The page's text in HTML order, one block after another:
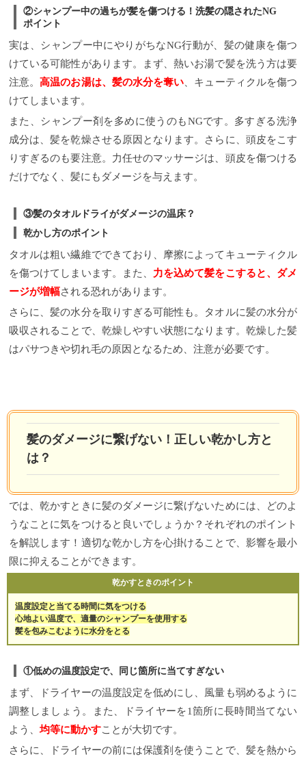
②シャンプー中の過ちが髪を傷つける！洗髪の隠されたNG
ポイント
実は、シャンプー中にやりがちなNG行動が、髪の健康を傷つ
けている可能性があります。まず、熱いお湯で髪を洗う方は要
注意。高温のお湯は、髪の水分を奪い 、キューティクルを傷つ
けてしまいます。
また、シャンプー剤を多めに使うのもNGです。多すぎる洗浄
成分は、髪を乾燥させる原因となります。さらに、頭皮をこす
りすぎるのも要注意。力任せのマッサージは、頭皮を傷つける
だけでなく、髪にもダメージを与えます。
③髪のタオルドライがダメージの温床？
乾かし方のポイント
タオルは粗い繊維でできており、摩擦によってキューティクル
を傷つけてしまいます。また、 力を込めて髪をこすると、ダメ
ージが増幅される恐れがあります。
さらに、髪の水分を取りすぎる可能性も。タオルに髪の水分が
吸収されることで、乾燥しやすい状態になります。乾燥した髪
はパサつきや切れ毛の原因となるため、注意が必要です。
髪のダメージに繋げない！正しい乾かし方と
は？
では、乾かすときに髪のダメージに繋げないためには、どのよ
うなことに気をつけると良いでしょうか？それぞれのポイント
を解説します！適切な乾かし方を心掛けることで、影響を最小
限に抑えることができます。
乾かすときのポイント
温度設定と当てる時間に気をつける
心地よい温度で、適量のシャンプーを使用する
髪を包みこむように水分をとる
①低めの温度設定で、同じ箇所に当てすぎない
まず、ドライヤーの温度設定を低めにし、風量も弱めるように
調整しましょう。また、ドライヤーを1箇所に長時間当てない
よう、均等に動かすことが大切です。
さらに、ドライヤーの前には保護剤を使うことで、髪を熱から